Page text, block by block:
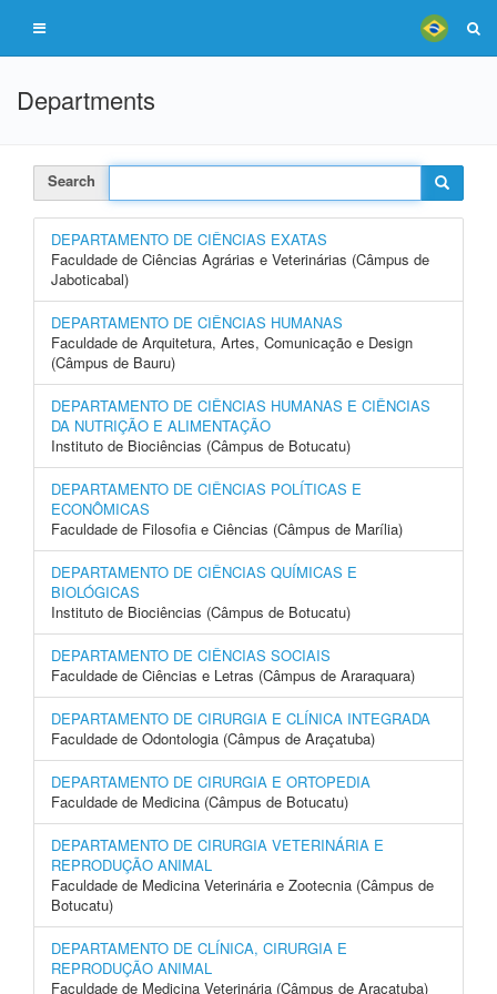
Departments
Search
DEPARTAMENTO DE CIÊNCIAS EXATAS
Faculdade de Ciências Agrárias e Veterinárias (Câmpus de
Jaboticabal)
DEPARTAMENTO DE CIÊNCIAS HUMANAS
Faculdade de Arquitetura, Artes, Comunicação e Design
(Câmpus de Bauru)
DEPARTAMENTO DE CIÊNCIAS HUMANAS E CIÊNCIAS
DA NUTRIÇÃO E ALIMENTAÇÃO
Instituto de Biociências (Câmpus de Botucatu)
DEPARTAMENTO DE CIÊNCIAS POLÍTICAS E
ECONÔMICAS
Faculdade de Filosofia e Ciências (Câmpus de Marília)
DEPARTAMENTO DE CIÊNCIAS QUÍMICAS E
BIOLÓGICAS
Instituto de Biociências (Câmpus de Botucatu)
DEPARTAMENTO DE CIÊNCIAS SOCIAIS
Faculdade de Ciências e Letras (Câmpus de Araraquara)
DEPARTAMENTO DE CIRURGIA E CLÍNICA INTEGRADA
Faculdade de Odontologia (Câmpus de Araçatuba)
DEPARTAMENTO DE CIRURGIA E ORTOPEDIA
Faculdade de Medicina (Câmpus de Botucatu)
DEPARTAMENTO DE CIRURGIA VETERINÁRIA E
REPRODUÇÃO ANIMAL
Faculdade de Medicina Veterinária e Zootecnia (Câmpus de
Botucatu)
DEPARTAMENTO DE CLÍNICA, CIRURGIA E
REPRODUÇÃO ANIMAL
Faculdade de Medicina Veterinária (Câmpus de Araçatuba)